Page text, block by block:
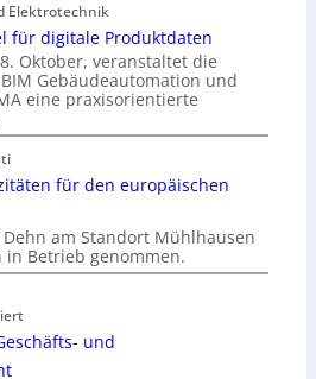
Elektrotechnik
für digitale Produktdaten
Oktober, veranstaltet die
Gebäudeautomation und
eine praxisorientierte
für den europäischen
am Standort Mühlhausen
Betrieb genommen.
und